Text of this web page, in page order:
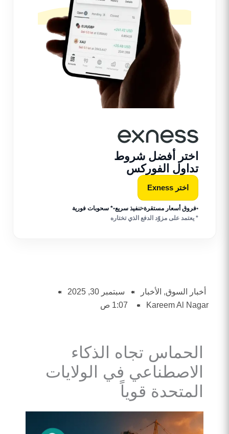
اختر أفضل شروط
تداول الفوركس
اختر Exness
•فروق أسعار مستقرة•تنفيذ سريع•* سحوبات فورية
* يعتمد على مزوّد الدفع الذي تختاره
أخبار السوق, الأخبار
سبتمبر 30, 2025
Kareem Al Nagar
1:07 ص
الحماس تجاه الذكاء
الاصطناعي في الولايات
المتحدة قوياً